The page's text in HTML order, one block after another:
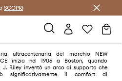
Answear Club >
SCOPRI
ultracentenaria del marchio NEW
inizia nel 1906 a Boston, quando
J. Riley inventò un arco di supporto che
significativamente il comfort di